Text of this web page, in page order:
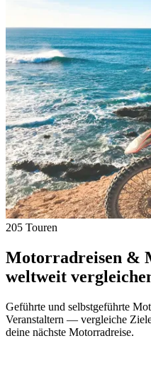
205 Touren
Motorradreisen &
weltweit
Geführte und selbstgeführte
Veranstaltern — vergleiche
deine nächste Motorradreise.